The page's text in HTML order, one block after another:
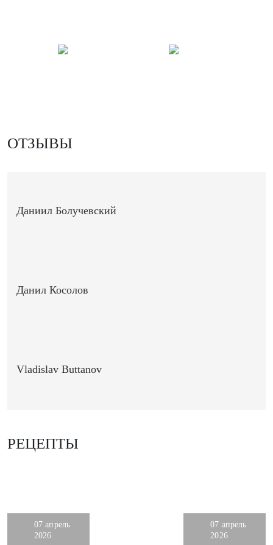
ОТЗЫВЫ
Даниил Болучевский
Данил Косолов
Vladislav Buttanov
РЕЦЕПТЫ
07 апрель
2026
07 апрель
2026